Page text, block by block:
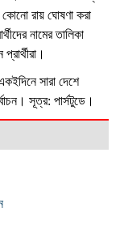
রায় ঘোষণা করা
নামের তালিকা
সারা দেশে
সূত্র: পার্সটুডে।